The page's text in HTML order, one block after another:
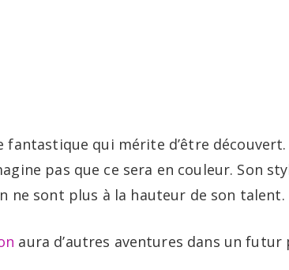
qui mérite d’être
pas que ce sera en couleur. Son
ne sont plus à la hauteur de son talent.
aura d’autres aventures dans un futur